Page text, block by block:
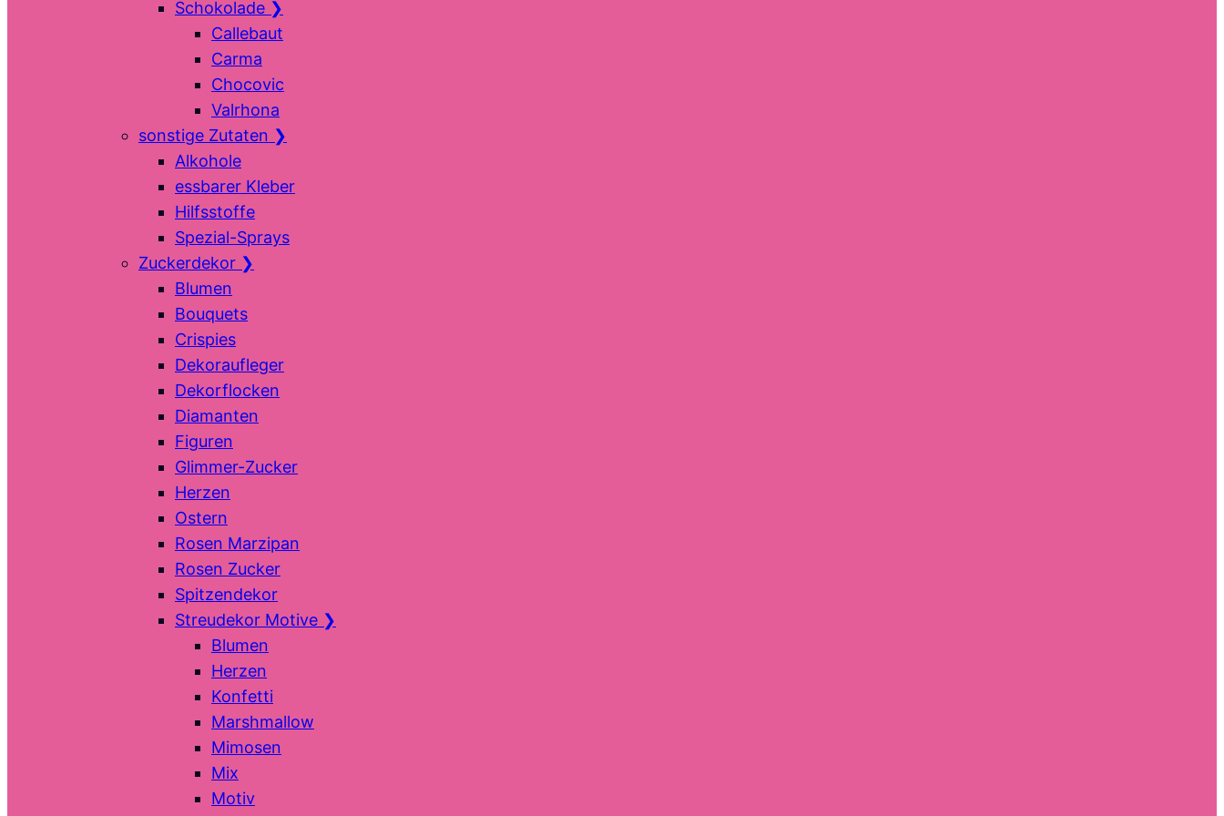
Schokolade ❯
Callebaut
Carma
Chocovic
Valrhona
sonstige Zutaten ❯
Alkohole
essbarer Kleber
Hilfsstoffe
Spezial-Sprays
Zuckerdekor ❯
Blumen
Bouquets
Crispies
Dekoraufleger
Dekorflocken
Diamanten
Figuren
Glimmer-Zucker
Herzen
Ostern
Rosen Marzipan
Rosen Zucker
Spitzendekor
Streudekor Motive ❯
Blumen
Herzen
Konfetti
Marshmallow
Mimosen
Mix
Motiv